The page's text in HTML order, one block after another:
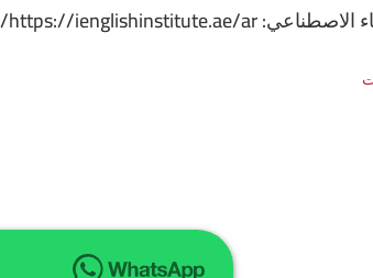
الاصطناعي:https://ienglishinstitute.ae/ar/